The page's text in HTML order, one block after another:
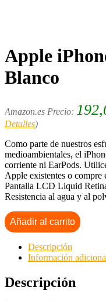
Apple
Blanco
Amazon.es Precio:
Detalles)
Como parte de nuestros
medioambientales, el
corriente ni EarPods.
Apple existentes o compre
Pantalla LCD Liquid
Resistencia al agua y al
Añadir al carrito
Descripción
Información
Descripción